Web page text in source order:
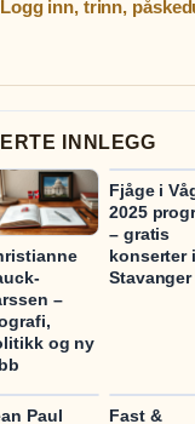
inn, trinn,
INNLEGG
–
og ny
Fjåge i
2025
– gratis
konserter i
Stavanger
Paul
Fast &